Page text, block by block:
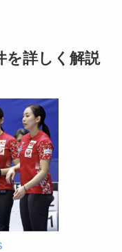
を詳しく解説